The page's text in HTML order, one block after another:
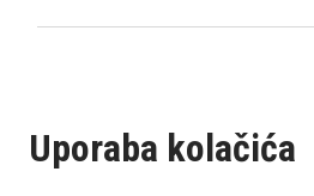
Uporaba kolačića